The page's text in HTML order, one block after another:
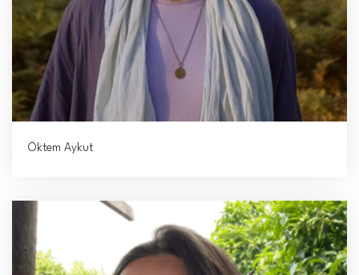
Öktem Aykut